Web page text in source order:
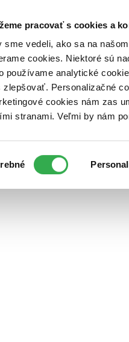
pracovať s cookies a
sme vedeli, ako sa na
cookies. Niektoré sú
používame analytické
zlepšovať. Personalizačné
cookies nám zas
stranami. Veľmi by nám
Kontakt